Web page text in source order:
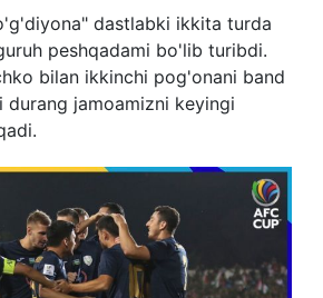
dastlabki ikkita turda
peshqadami bo'lib turibdi.
bilan ikkinchi pog'onani band
durang jamoamizni keyingi